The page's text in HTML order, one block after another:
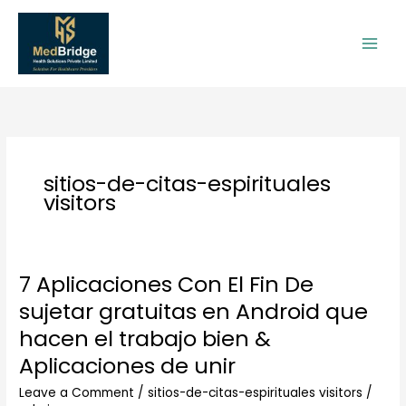
Skip
content
sitios-de-citas-espirituales
visitors
7 Aplicaciones Con El Fin De
sujetar gratuitas en Android que
hacen el trabajo bien &
Aplicaciones de unir
Leave a Comment /sitios-de-citas-espirituales visitors /
7
Aplicaciones
Con
El
Fin
De
sujetar